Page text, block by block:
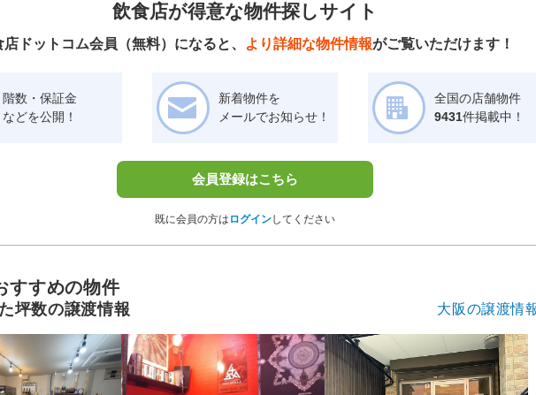
飲食店が得意な物件探しサイト
店ドットコム会員（無料）になると、 より詳細な物件情報がご覧いただけます！
階数・保証金
などを公開！
新着物件を
メールでお知らせ！
全国の店舗物件
9431件掲載中！
会員登録はこちら
既に会員の方は ログインしてください
すすめの物件
坪数の譲渡情報 大阪の譲渡情